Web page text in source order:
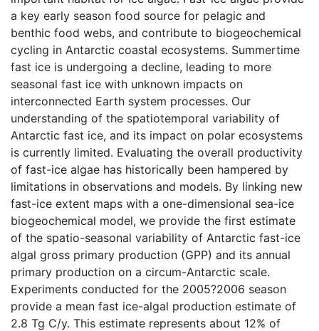
a key early season food source for pelagic and
benthic food webs, and contribute to biogeochemical
cycling in Antarctic coastal ecosystems. Summertime
fast ice is undergoing a decline, leading to more
seasonal fast ice with unknown impacts on
interconnected Earth system processes. Our
understanding of the spatiotemporal variability of
Antarctic fast ice, and its impact on polar ecosystems
is currently limited. Evaluating the overall productivity
of fast-ice algae has historically been hampered by
limitations in observations and models. By linking new
fast-ice extent maps with a one-dimensional sea-ice
biogeochemical model, we provide the first estimate
of the spatio-seasonal variability of Antarctic fast-ice
algal gross primary production (GPP) and its annual
primary production on a circum-Antarctic scale.
Experiments conducted for the 2005?2006 season
provide a mean fast ice-algal production estimate of
2.8 Tg C/y. This estimate represents about 12% of